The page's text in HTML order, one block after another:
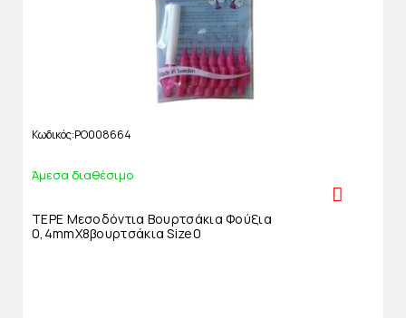
Κωδικός PO008664
Άμεσα διαθέσιμο
TEPE Μεσοδόντια Βουρτσάκια Φούξια
0,4mmΧ8βουρτσάκια Size0